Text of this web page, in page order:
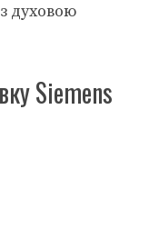
духовою
Siemens